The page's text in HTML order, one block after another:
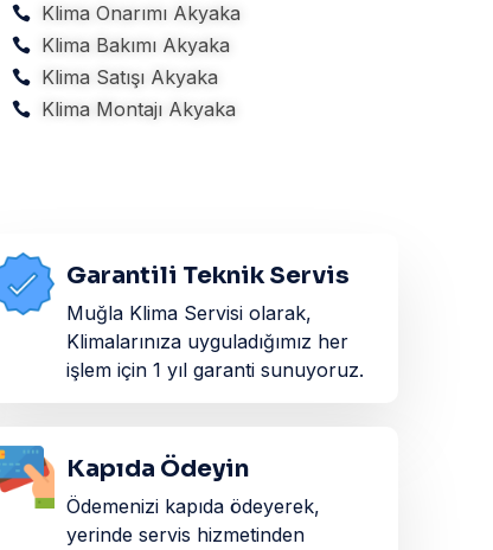
Klima Onarımı Akyaka
Klima Bakımı Akyaka
Klima Satışı Akyaka
Klima Montajı Akyaka
Garantili Teknik Servis
Muğla Klima Servisi olarak,
Klimalarınıza uyguladığımız her
işlem için 1 yıl garanti sunuyoruz.
Kapıda Ödeyin
Ödemenizi kapıda ödeyerek,
yerinde servis hizmetinden